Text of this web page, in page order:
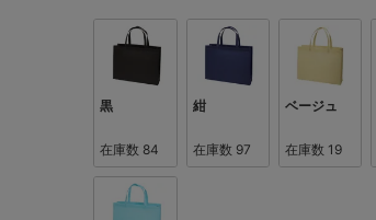
黒
在庫数 84
紺
在庫数 97
ベージュ
在庫数 19